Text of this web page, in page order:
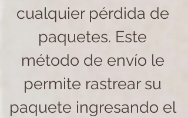
cualquier pérdida de
paquetes. Este
método de envío le
permite rastrear su
paquete ingresando el